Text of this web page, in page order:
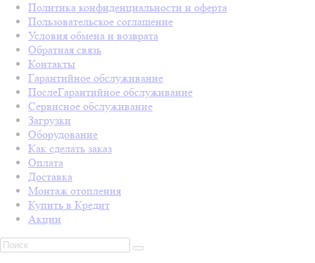
Политика конфиденциальности и оферта
Пользовательское соглашение
Условия обмена и возврата
Обратная связь
Контакты
Гарантийное обслуживание
ПослеГарантийное обслуживание
Сервисное обслуживание
Загрузки
Оборудование
Как сделать заказ
Оплата
Доставка
Монтаж отопления
Купить в Кредит
Акции